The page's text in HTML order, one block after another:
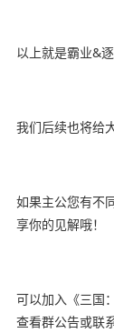
以上就是霸业&
我们后续也将给
如果主公您有不
享你的见解哦！
可以加入《三国
查看群公告或联